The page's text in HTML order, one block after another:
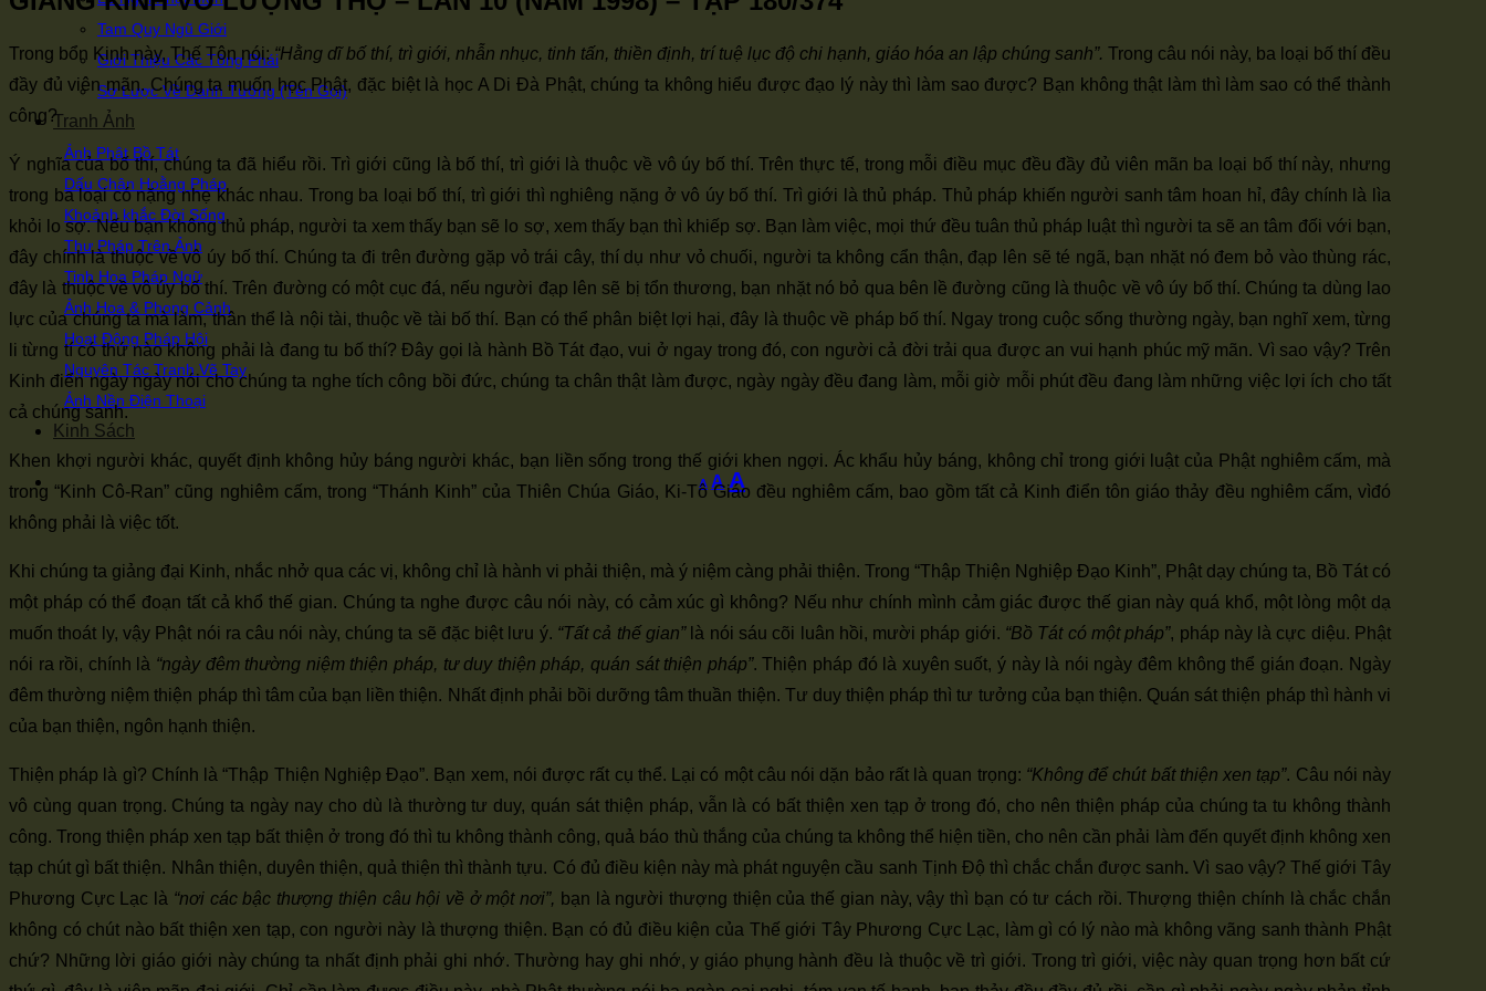
Tam Quy Ngũ Giới
Giới Thiệu Các Tông Phái
Sơ Lược Về Danh Tướng (Tên Gọi)
Tranh Ảnh
Ảnh Phật Bồ Tát
Dấu Chân Hoằng Pháp
Khoảnh khắc Đời Sống
Thư Pháp Trên Ảnh
Tinh Hoa Pháp Ngữ
Ảnh Hoa & Phong Cảnh
Hoạt Động Pháp Hội
Nguyên Tác Tranh Vẽ Tay
Ảnh Nền Điện Thoại
Kinh Sách
A Decrease
A Reset
A Increase
Trong bổn Kinh này, Thế Tôn nói:“Hằng dĩ bố thí, trì giới, nhẫn nhục, tinh tấn, thiền định, trí tuệ lục độ chi hạnh, giáo hóa an lập chúng sanh”. Trong câu nói này, ba loại bố thí đều
đầy đủ viên mãn. Chúng ta muốn học Phật, đặc biệt là học A Di Đà Phật, chúng ta không hiểu được đạo lý này thì làm sao được? Bạn không thật làm thì làm sao có thể thành
công?
Ý nghĩa của bố thí, chúng ta đã hiểu rồi. Trì giới cũng là bố thí, trì giới là thuộc về vô úy bố thí. Trên thực tế, trong mỗi điều mục đều đầy đủ viên mãn ba loại bố thí này, nhưng
trong ba loại có nặng nhẹ khác nhau. Trong ba loại bố thí, trì giới thì nghiêng nặng ở vô úy bố thí. Trì giới là thủ pháp. Thủ pháp khiến người sanh tâm hoan hỉ, đây chính là lìa
khỏi lo sợ. Nếu bạn không thủ pháp, người ta xem thấy bạn sẽ lo sợ, xem thấy bạn thì khiếp sợ. Bạn làm việc, mọi thứ đều tuân thủ pháp luật thì người ta sẽ an tâm đối với bạn,
đây chính là thuộc về vô úy bố thí. Chúng ta đi trên đường gặp vỏ trái cây, thí dụ như vỏ chuối, người ta không cẩn thận, đạp lên sẽ té ngã, bạn nhặt nó đem bỏ vào thùng rác,
đây là thuộc về vô úy bố thí. Trên đường có một cục đá, nếu người đạp lên sẽ bị tổn thương, bạn nhặt nó bỏ qua bên lề đường cũng là thuộc về vô úy bố thí. Chúng ta dùng lao
lực của chúng ta mà làm, thân thể là nội tài, thuộc về tài bố thí. Bạn có thể phân biệt lợi hại, đây là thuộc về pháp bố thí. Ngay trong cuộc sống thường ngày, bạn nghĩ xem, từng
li từng tí có thứ nào không phải là đang tu bố thí? Đây gọi là hành Bồ Tát đạo, vui ở ngay trong đó, con người cả đời trải qua được an vui hạnh phúc mỹ mãn. Vì sao vậy? Trên
Kinh điển ngày ngày nói cho chúng ta nghe tích công bồi đức, chúng ta chân thật làm được, ngày ngày đều đang làm, mỗi giờ mỗi phút đều đang làm những việc lợi ích cho tất
cả chúng sanh.
Khen khợi người khác, quyết định không hủy báng người khác, bạn liền sống trong thế giới khen ngợi. Ác khẩu hủy báng, không chỉ trong giới luật của Phật nghiêm cấm, mà
trong “Kinh Cô-Ran” cũng nghiêm cấm, trong “Thánh Kinh” của Thiên Chúa Giáo, Ki-Tô Giáo đều nghiêm cấm, bao gồm tất cả Kinh điển tôn giáo thảy đều nghiêm cấm, vìđó
không phải là việc tốt.
Khi chúng ta giảng đại Kinh, nhắc nhở qua các vị, không chỉ là hành vi phải thiện, mà ý niệm càng phải thiện. Trong “Thập Thiện Nghiệp Đạo Kinh”, Phật dạy chúng ta, Bồ Tát có
một pháp có thể đoạn tất cả khổ thế gian. Chúng ta nghe được câu nói này, có cảm xúc gì không? Nếu như chính mình cảm giác được thế gian này quá khổ, một lòng một dạ
muốn thoát ly, vậy Phật nói ra câu nói này, chúng ta sẽ đặc biệt lưu ý. “Tất cả thế gian”là nói sáu cõi luân hồi, mười pháp giới. “Bồ Tát có một pháp”, pháp này là cực diệu. Phật
nói ra rồi, chính là “ngày đêm thường niệm thiện pháp, tư duy thiện pháp, quán sát thiện pháp”. Thiện pháp đó là xuyên suốt, ý này là nói ngày đêm không thể gián đoạn. Ngày
đêm thường niệm thiện pháp thì tâm của bạn liền thiện. Nhất định phải bồi dưỡng tâm thuần thiện. Tư duy thiện pháp thì tư tưởng của bạn thiện. Quán sát thiện pháp thì hành vi
của bạn thiện, ngôn hạnh thiện.
Thiện pháp là gì? Chính là “Thập Thiện Nghiệp Đạo”. Bạn xem, nói được rất cụ thể. Lại có một câu nói dặn bảo rất là quan trọng: “Không để chút bất thiện xen tạp”. Câu nói này
vô cùng quan trọng. Chúng ta ngày nay cho dù là thường tư duy, quán sát thiện pháp, vẫn là có bất thiện xen tạp ở trong đó, cho nên thiện pháp của chúng ta tu không thành
công. Trong thiện pháp xen tạp bất thiện ở trong đó thì tu không thành công, quả báo thù thắng của chúng ta không thể hiện tiền, cho nên cần phải làm đến quyết định không xen
tạp chút gì bất thiện. Nhân thiện, duyên thiện, quả thiện thì thành tựu. Có đủ điều kiện này mà phát nguyện cầu sanh Tịnh Độ thì chắc chắn được sanh.Vì sao vậy? Thế giới Tây
Phương Cực Lạc là “nơi các bậc thượng thiện câu hội về ở một nơi”, bạn là người thượng thiện của thế gian này, vậy thì bạn có tư cách rồi. Thượng thiện chính là chắc chắn
không có chút nào bất thiện xen tạp, con người này là thượng thiện. Bạn có đủ điều kiện của Thế giới Tây Phương Cực Lạc, làm gì có lý nào mà không vãng sanh thành Phật
chứ? Những lời giáo giới này chúng ta nhất định phải ghi nhớ. Thường hay ghi nhớ, y giáo phụng hành đều là thuộc về trì giới. Trong trì giới, việc này quan trọng hơn bất cứ